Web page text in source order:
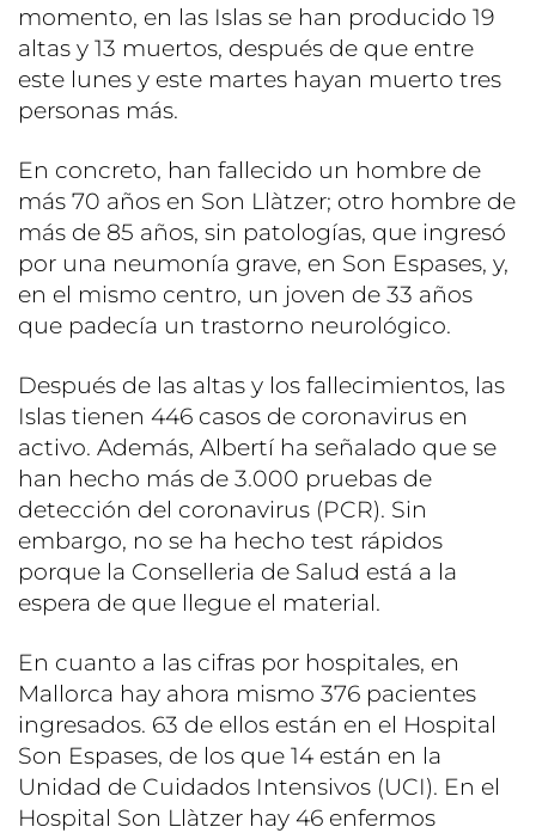
momento, en las Islas se han producido 19
altas y 13 muertos, después de que entre
este lunes y este martes hayan muerto tres
personas más.
En concreto, han fallecido un hombre de
más 70 años en Son Llàtzer; otro hombre de
más de 85 años, sin patologías, que ingresó
por una neumonía grave, en Son Espases, y,
en el mismo centro, un joven de 33 años
que padecía un trastorno neurológico.
Después de las altas y los fallecimientos, las
Islas tienen 446 casos de coronavirus en
activo. Además, Albertí ha señalado que se
han hecho más de 3.000 pruebas de
detección del coronavirus (PCR). Sin
embargo, no se ha hecho test rápidos
porque la Conselleria de Salud está a la
espera de que llegue el material.
En cuanto a las cifras por hospitales, en
Mallorca hay ahora mismo 376 pacientes
ingresados. 63 de ellos están en el Hospital
Son Espases, de los que 14 están en la
Unidad de Cuidados Intensivos (UCI). En el
Hospital Son Llàtzer hay 46 enfermos